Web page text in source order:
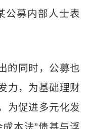
公募内部人士表
的同时，公募也
力，为基础理财
为促进多元化发